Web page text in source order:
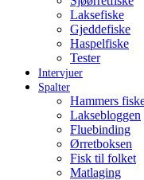
Laksefiske
Gjeddefiske
Haspelfiske
Tester
Intervjuer
Spalter
Hammers
Laksebloggen
Fluebinding
Ørretboksen
Fisk til folket
Matlaging